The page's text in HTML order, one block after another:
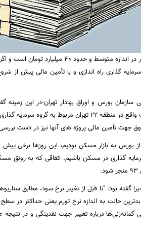
سرمایه اولیه برای راه اندازی صندوق های
گذاری راه اندازی و با تأمین مالی پیش از
سازمان بورس و اوراق بهادار تهران-در این
صندوق زمین و ساختمان پروژه مسکونی کوهک واقع در
جهت تأمین مالی پروژه های آنها نیز در دست
سرمایه از بورس به بازار مسکن بودیم، این روزها
گذاری در مسکن باشیم. اتفاقی که به رونق
گفته بود: "تا قبل از تغییر نرخ سود، مطابق
گمانه‌زنی‌ها درباره تغییر جهت نقدینگی و در